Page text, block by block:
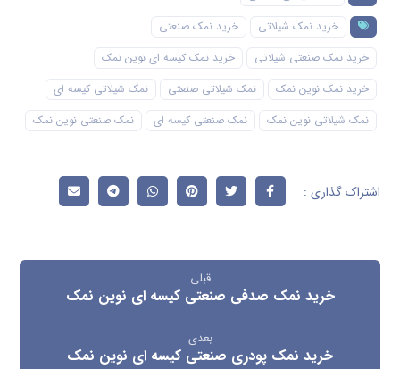
خرید نمک شیلاتی
خرید نمک صنعتی
خرید نمک صنعتی شیلاتی
خرید نمک کیسه ای نوین نمک
خرید نمک نوین نمک
نمک شیلاتی صنعتی
نمک شیلاتی کیسه ای
نمک شیلاتی نوین نمک
نمک صنعتی کیسه ای نمک صنعتی نوین نمک
قبلی
خرید نمک صدفی صنعتی کیسه ای نوین نمک
بعدی
خرید نمک پودری صنعتی کیسه ای نوین نمک